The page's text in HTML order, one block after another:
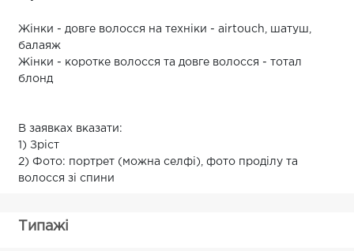
Жінки - довге волосся на техніки - airtouch, шатуш,
балаяж
Жінки - коротке волосся та довге волосся - тотал
блонд
В заявках вказати:
1) Зріст
2) Фото: портрет (можна селфі), фото проділу та
волосся зі спини
Типажі